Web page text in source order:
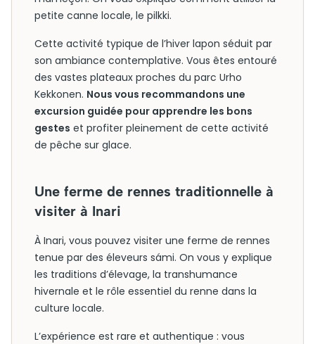
petite canne locale, le pilkki.
Cette activité typique de l’hiver lapon séduit par
son ambiance contemplative. Vous êtes entouré
des vastes plateaux proches du parc Urho
Kekkonen. Nous vous recommandons une
excursion guidée pour apprendre les bons
gestes et profiter pleinement de cette activité
de pêche sur glace.
Une ferme de rennes traditionnelle à
visiter à Inari
À Inari, vous pouvez visiter une ferme de rennes
tenue par des éleveurs sámi. On vous y explique
les traditions d’élevage, la transhumance
hivernale et le rôle essentiel du renne dans la
culture locale.
L’expérience est rare et authentique : vous